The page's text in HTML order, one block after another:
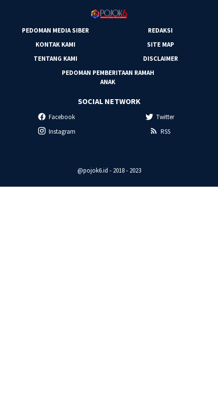
PEDOMAN MEDIA SIBER
REDAKSI
KONTAK KAMI
SITE MAP
TENTANG KAMI
DISCLAIMER
PEDOMAN PEMBERITAAN RAMAH
ANAK
SOCIAL NETWORK
Facebook
Twitter
Instagram
RSS
@pojok6.id - 2018 - 2023